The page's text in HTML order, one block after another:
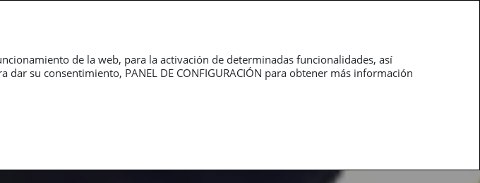
de la web, para la activación de determinadas funcionalidades, así
su consentimiento, PANEL DE CONFIGURACIÓN para obtener más información